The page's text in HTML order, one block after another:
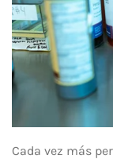
Cada vez más